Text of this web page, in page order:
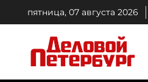
пятница, 07 августа 2026